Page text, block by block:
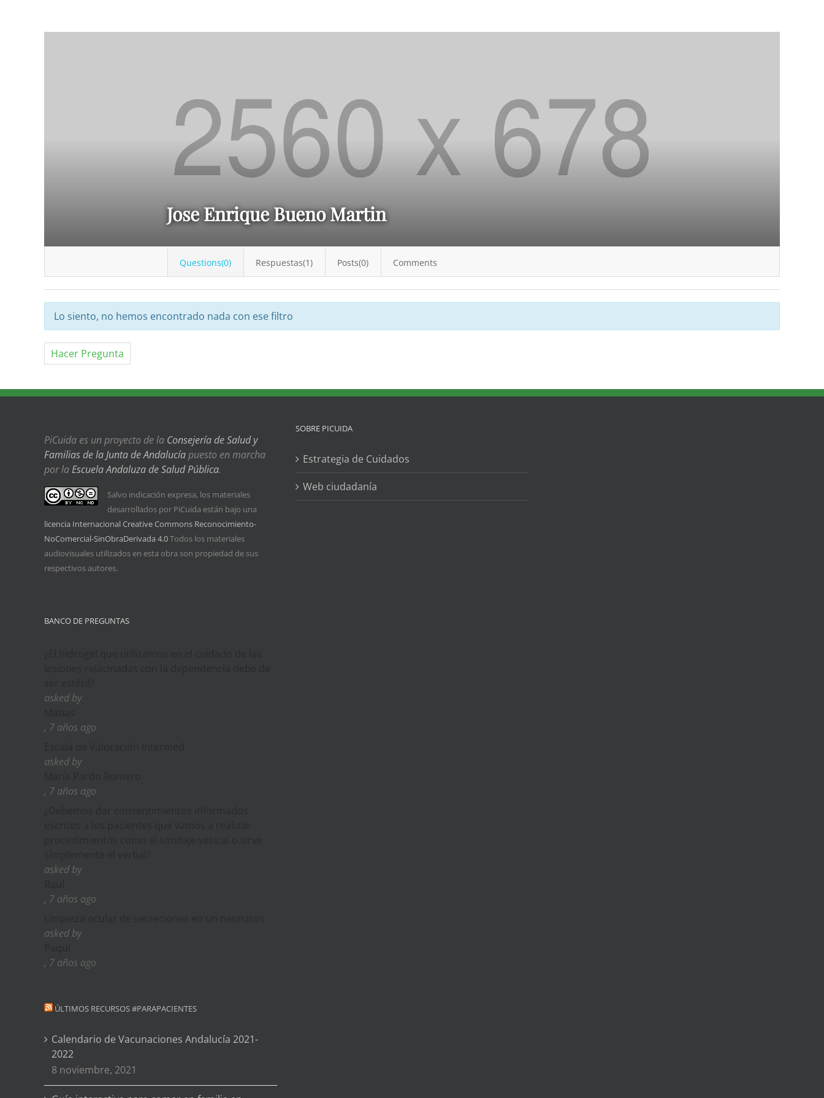
Jose Enrique Bueno Martin
Questions(0) Respuestas(1) Posts(0) Comments
Lo siento, no hemos encontrado nada con ese filtro
Hacer Pregunta
PiCuida es un proyecto de la Consejería de Salud y
Familias de la Junta de Andalucíapuesto en marcha
por laEscuela Andaluza de Salud Pública.
Salvo indicación expresa, los materiales
desarrollados por PiCuida están bajo una
licencia Internacional Creative Commons Reconocimiento-
NoComercial-SinObraDerivada 4.0Todos los materiales
audiovisuales utilizados en esta obra son propiedad de sus
respectivos autores.
BANCO DE PREGUNTAS
asked by
, 7 años ago
asked by
, 7 años ago
asked by
, 7 años ago
asked by
, 7 años ago
ÚLTIMOS RECURSOS #PARAPACIENTES
Calendario de Vacunaciones Andalucía 2021-
2022
8 noviembre, 2021
SOBRE PICUIDA
Estrategia de Cuidados
Web ciudadanía